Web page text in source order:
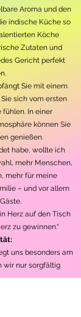
Aroma und den
indische Küche so
Köche
Zutaten und
Gericht perfekt
Sie mit einem
sich vom ersten
fühlen. In einer
können Sie
genießen.
habe, wollte ich
mehr Menschen,
mehr für meine
– und vor allem
Herz auf den Tisch
zu gewinnen.“
uns besonders am
wir nur sorgfältig